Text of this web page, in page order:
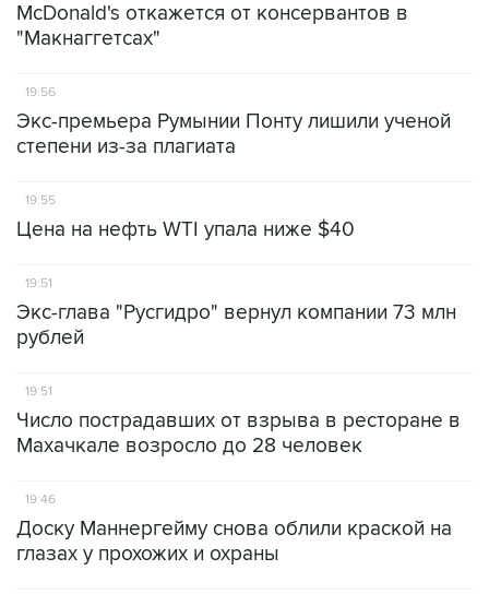
McDonald's откажется от консервантов в
"Макнаггетсах"
19:56
Экс-премьера Румынии Понту лишили ученой
степени из-за плагиата
19:55
Цена на нефть WTI упала ниже $40
19:51
Экс-глава "Русгидро" вернул компании 73 млн
рублей
19:51
Число пострадавших от взрыва в ресторане в
Махачкале возросло до 28 человек
19:46
Доску Маннергейму снова облили краской на
глазах у прохожих и охраны